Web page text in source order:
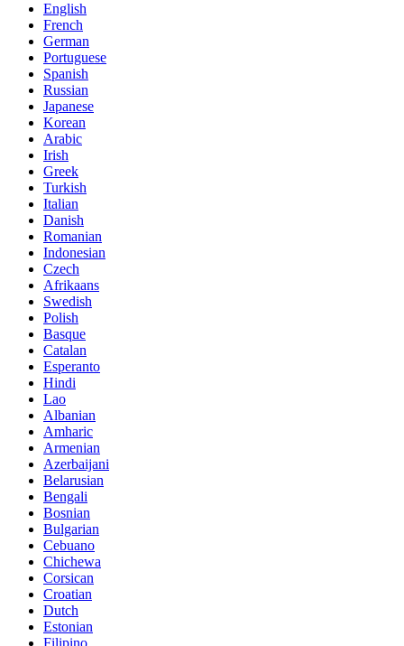
English
French
German
Portuguese
Spanish
Russian
Japanese
Korean
Arabic
Irish
Greek
Turkish
Italian
Danish
Romanian
Indonesian
Czech
Afrikaans
Swedish
Polish
Basque
Catalan
Esperanto
Hindi
Lao
Albanian
Amharic
Armenian
Azerbaijani
Belarusian
Bengali
Bosnian
Bulgarian
Cebuano
Chichewa
Corsican
Croatian
Dutch
Estonian